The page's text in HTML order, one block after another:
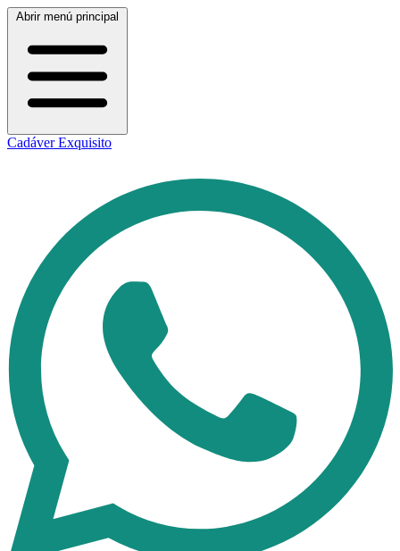
Abrir menú principal
Cadáver Exquisito